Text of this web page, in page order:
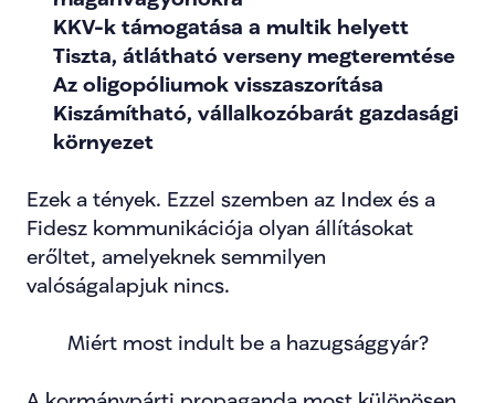
KKV-k támogatása a multik helyett
Tiszta, átlátható verseny megteremtése
Az oligopóliumok visszaszorítása
Kiszámítható, vállalkozóbarát gazdasági
környezet
Ezek a tények. Ezzel szemben az Index és a
Fidesz kommunikációja olyan állításokat
erőltet, amelyeknek semmilyen
valóságalapjuk nincs.
Miért most indult be a hazugsággyár?